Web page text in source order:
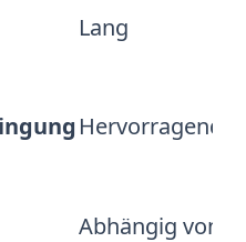
Lang
Hervorragend
Abhängig von